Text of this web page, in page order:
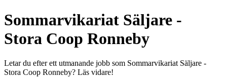
Sommarvikariat Säljare -
Stora Coop Ronneby
Letar du efter ett utmanande jobb som Sommarvikariat Säljare -
Stora Coop Ronneby? Läs vidare!